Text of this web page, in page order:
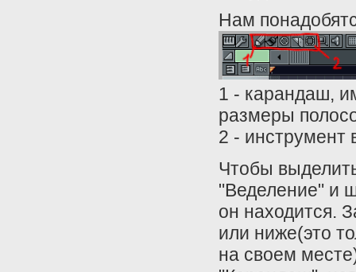
Нам
1 - карандаш,
размеры
2 - инструмент
Чтобы
"Веделение" и
он находится.
или ниже(это
на своем